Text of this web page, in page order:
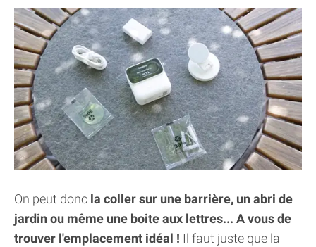
On peut donc la coller sur une barrière, un abri de
jardin ou même une boite aux lettres... A vous de
trouver l'emplacement idéal ! Il faut juste que la